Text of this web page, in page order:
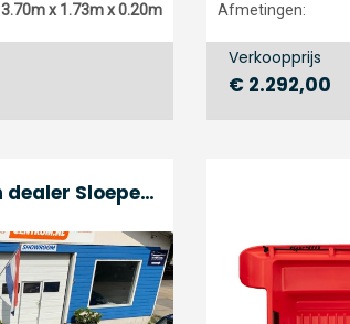
3.70m x 1.73m x 0.20m
Afmetingen:
Verkoopprijs
€ 2.292,00
Whaly boten sloepen dealer Sloepen Centrum Sloepen Centrum